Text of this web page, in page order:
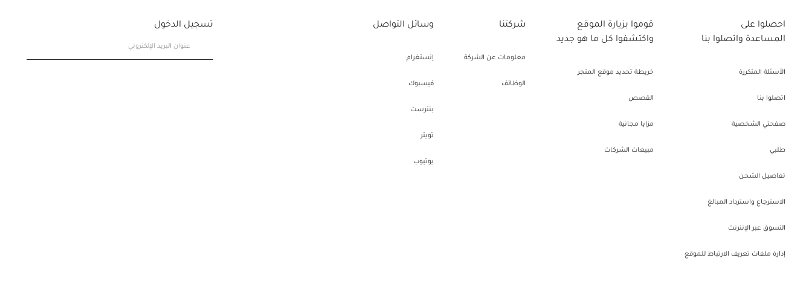
تسجيل الدخول
احصلوا على
المساعدة واتصلوا بنا
الأسئلة المتكررة
اتصلوا بنا
صفحتي الشخصية
طلبي
تفاصيل الشحن
الاسترجاع واسترداد المبالغ
التسوق عبر الإنترنت
إدارة ملفات تعريف الارتباط للموقع
قوموا بزيارة الموقع
واكتشفوا كل ما هو جديد
خريطة تحديد موقع المتجر
القصص
مزايا مجانية
مبيعات الشركات
شركتنا
معلومات عن الشركة
الوظائف
وسائل التواصل
إنستغرام
فيسبوك
بنترست
تويتر
يوتيوب